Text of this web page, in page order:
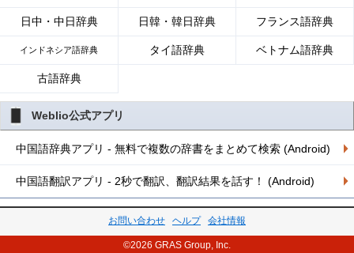
日中・中日辞典 日韓・韓日辞典 フランス語辞典
インドネシア語辞典 タイ語辞典 ベトナム語辞典
古語辞典
Weblio公式アプリ
中国語辞典アプリ - 無料で複数の辞書をまとめて検索 (Android)
中国語翻訳アプリ - 2秒で翻訳、翻訳結果を話す！ (Android)
お問い合わせ ヘルプ 会社情報
©2026 GRAS Group, Inc.